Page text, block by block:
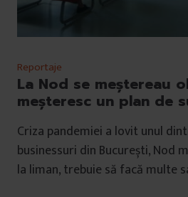
Reportaje
La Nod se meștereau
meșteresc un plan de
Criza pandemiei a lovit unul
businessuri din București, Nod
la liman, trebuie să facă multe